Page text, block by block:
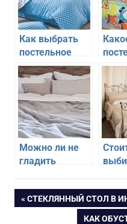
Как выбрать
постельное
белье для
комфортного
сна
для
Можно ли не
гладить
белье после
стирки
Навигация
ПРЕДЫДУЩАЯ
СТЕКЛЯННЫЙ СТОЛ В
КАК